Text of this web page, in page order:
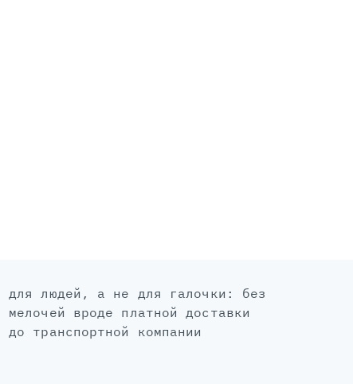
для людей, а не для галочки: без
мелочей вроде платной доставки
до транспортной компании